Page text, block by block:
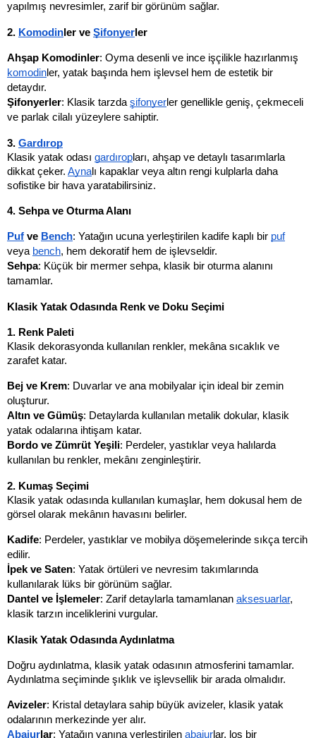
yapılmış nevresimler, zarif bir görünüm sağlar.
2. Komodin ler ve Şifonyer ler
Ahşap Komodinler
komodinler, yatak başında hem işlevsel hem de estetik bir
detaydır.
Şifonyerler: Klasik tarzda şifonyerler genellikle geniş, çekmeceli
ve parlak cilalı yüzeylere sahiptir.
3. Gardırop
Klasik yatak odası gardıropları, ahşap ve detaylı tasarımlarla
dikkat çeker. Ayna lı kapaklar veya altın rengi kulplarla daha
sofistike bir hava yaratabilirsiniz.
4. Sehpa ve Oturma Alanı
Puf ve Bench: Yatağın ucuna yerleştirilen kadife kaplı bir puf
veya bench, hem dekoratif hem de işlevseldir.
Sehpa: Küçük bir mermer sehpa, klasik bir oturma alanını
tamamlar.
Klasik Yatak Odasında Renk ve Doku Seçimi
1. Renk Paleti
Klasik dekorasyonda kullanılan renkler, mekâna sıcaklık ve
zarafet katar.
Bej ve Krem: Duvarlar ve ana mobilyalar için ideal bir zemin
oluşturur.
Altın ve Gümüş: Detaylarda kullanılan metalik dokular, klasik
yatak odalarına ihtişam katar.
Bordo ve Zümrüt Yeşili: Perdeler, yastıklar veya halılarda
kullanılan bu renkler, mekânı zenginleştirir.
2. Kumaş Seçimi
Klasik yatak odasında kullanılan kumaşlar, hem dokusal hem de
görsel olarak mekânın havasını belirler.
Kadife: Perdeler, yastıklar ve mobilya döşemelerinde sıkça tercih
edilir.
İpek ve Saten: Yatak örtüleri ve nevresim takımlarında
kullanılarak lüks bir görünüm sağlar.
Dantel ve İşlemeler: Zarif detaylarla tamamlanan aksesuarlar,
klasik tarzın inceliklerini vurgular.
Klasik Yatak Odasında Aydınlatma
Doğru aydınlatma, klasik yatak odasının atmosferini tamamlar.
Aydınlatma seçiminde şıklık ve işlevsellik bir arada olmalıdır.
Avizeler: Kristal detaylara sahip büyük avizeler, klasik yatak
odalarının merkezinde yer alır.
Abajur lar: Yatağın yanına yerleştirilen abajurlar, loş bir